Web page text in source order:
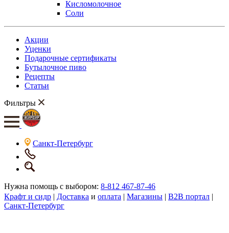
Кисломолочное
Соли
Акции
Уценки
Подарочные сертификаты
Бутылочное пиво
Рецепты
Статьи
Фильтры
Санкт-Петербург
Нужна помощь с выбором: 8-812 467-87-46
Крафт и сидр | Доставка и оплата | Магазины | B2B портал |
Санкт-Петербург